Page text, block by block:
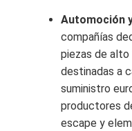
Automoción
compañías
piezas de alto
destinadas a
suministro
productores
escape y